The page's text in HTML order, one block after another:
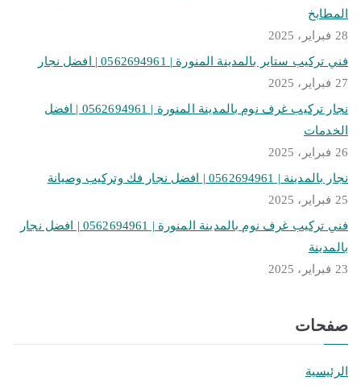
المطابخ
28 فبراير، 2025
فني تركيب ستاير بالمدينة المنورة | 0562694961 | افضل نجار
27 فبراير، 2025
نجار تركيب غرف نوم بالمدينة المنورة | 0562694961 | افضل
الخدمات
26 فبراير، 2025
نجار بالمدينة | 0562694961 | افضل نجار فك وتركيب وصيانة
25 فبراير، 2025
فني تركيب غرف نوم بالمدينة المنورة | 0562694961 | افضل نجار
بالمدينة
23 فبراير، 2025
صفحات
الرئيسية